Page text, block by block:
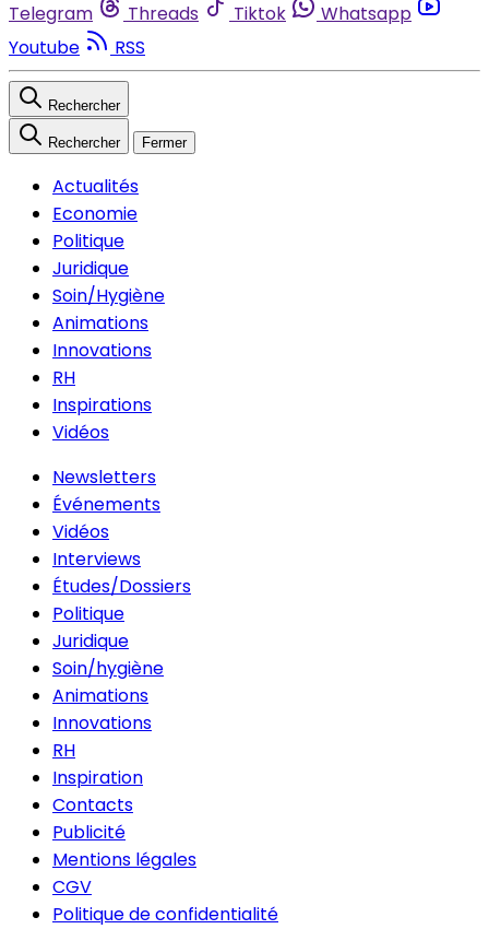
Telegram
Threads Tiktok
Whatsapp
Youtube
RSS
Rechercher
Rechercher Fermer
Actualités
Economie
Politique
Juridique
Soin/Hygiène
Animations
Innovations
RH
Inspirations
Vidéos
Newsletters
Événements
Vidéos
Interviews
Études/Dossiers
Politique
Juridique
Soin/hygiène
Animations
Innovations
RH
Inspiration
Contacts
Publicité
Mentions légales
CGV
Politique de confidentialité